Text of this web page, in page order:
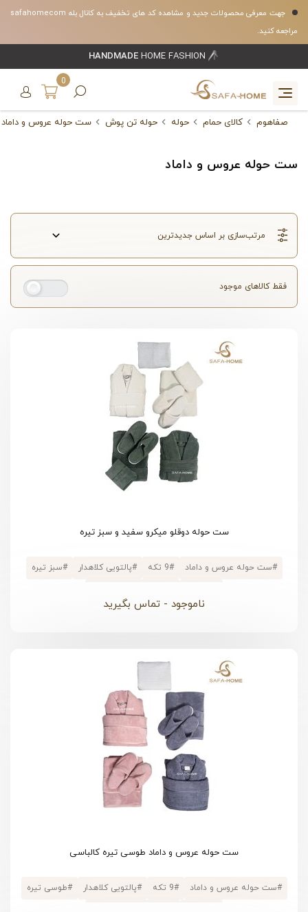
جهت معرفی محصولات جدید و مشاهده کد های تخفیف به کانال بله safahomecom
مراجعه کنید.
HANDMADE HOME FASHION
0
صفاهوم کالای حمام حوله حوله تن پوش ست حوله عروس و داماد
ست حوله عروس و داماد
فقط کالاهای موجود
ست حوله دوقلو میکرو سفید و سبز تیره
#ست حوله عروس و داماد #9 تکه #پالتویی کلاهدار #سبز تیره
ناموجود - تماس بگیرید
ست حوله عروس و داماد طوسی تیره کالباسی
#ست حوله عروس و داماد #9 تکه #پالتویی کلاهدار #طوسی تیره